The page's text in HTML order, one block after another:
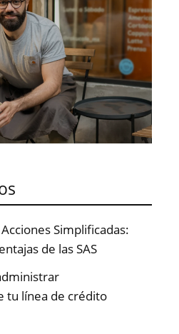
Simplificadas:
de las SAS
tu línea de crédito